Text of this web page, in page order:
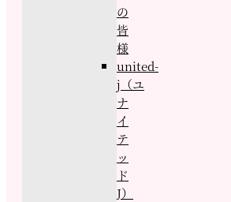
の
皆
様
united-
j（ユ
ナ
イ
テ
ッ
ド
J）